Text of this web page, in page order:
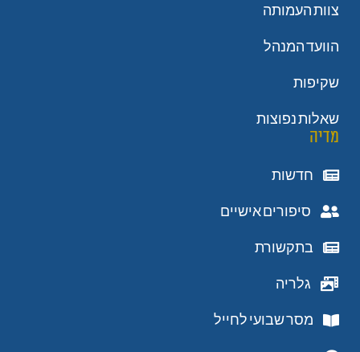
צוות העמותה
הוועד המנהל
שקיפות
שאלות נפוצות
מדיה
חדשות
סיפורים אישיים
בתקשורת
גלריה
מסר שבועי לחייל